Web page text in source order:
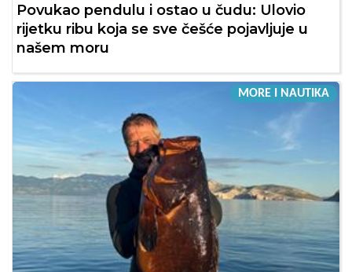
Povukao pendulu i ostao u čudu: Ulovio
rijetku ribu koja se sve češće pojavljuje u
našem moru
MORE I NAUTIKA